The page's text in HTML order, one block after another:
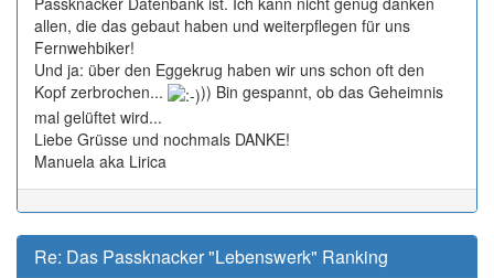
allen, die das gebaut haben und weiterpflegen für uns
Fernwehbiker!
Und ja: über den Eggekrug haben wir uns schon oft den
Kopf zerbrochen...
)) Bin gespannt, ob das Geheimnis
mal gelüftet wird...
Liebe Grüsse und nochmals DANKE!
Manuela aka Lirica
Re: Das Passknacker "Lebenswerk" Ranking